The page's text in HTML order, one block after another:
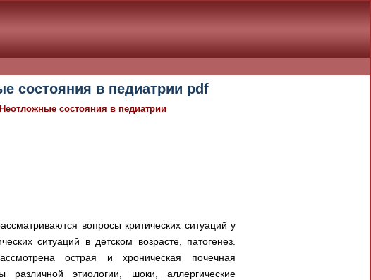
состояния в педиатрии pdf
состояния в педиатрии
вопросы критических ситуаций у
ситуаций в детском возрасте, патогенез.
острая и хроническая почечная
различной этиологии, шоки, аллергические